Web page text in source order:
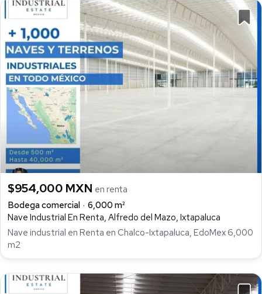
$954,000 MXN en renta
Bodega comercial
6,000 m²
Nave Industrial En Renta, Alfredo del Mazo, Ixtapaluca
Nave industrial en Renta en Chalco-Ixtapaluca, EdoMex 6,000
m2